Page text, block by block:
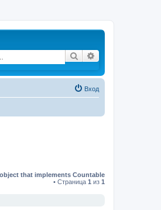
Поиск
Вход
that implements Countable
• Страница 1 из 1